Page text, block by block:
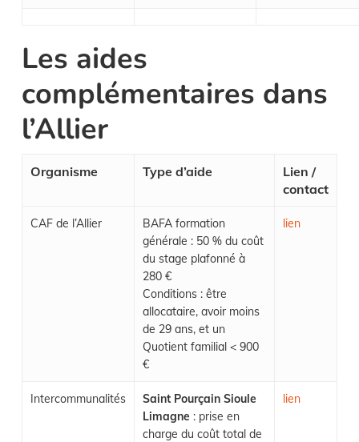
Les aides
complémentaires dans
l’Allier
Organisme Type d’aide
Lien /
contact
CAF de l’Allier
BAFA formation
générale : 50 % du coût
du stage plafonné à
280 €
Conditions : être
allocataire, avoir moins
de 29 ans, et un
Quotient familial < 900
€
lien
Intercommunalités
Saint Pourçain Sioule
Limagne : prise en
charge du coût total de
lien